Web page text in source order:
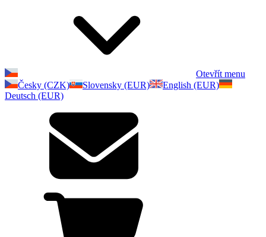
Otevřít menu
Česky (CZK)
Slovensky (EUR)
English (EUR)
Deutsch (EUR)